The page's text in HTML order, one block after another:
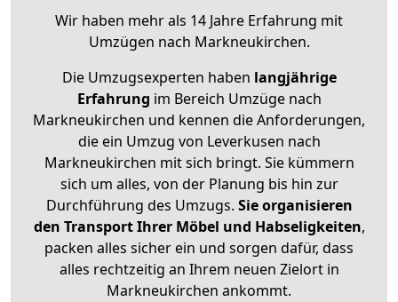
Wir haben mehr als 14 Jahre Erfahrung mit
Umzügen nach Markneukirchen.
Die Umzugsexperten haben langjährige
Erfahrung im Bereich Umzüge nach
Markneukirchen und kennen die Anforderungen,
die ein Umzug von Leverkusen nach
Markneukirchen mit sich bringt. Sie kümmern
sich um alles, von der Planung bis hin zur
Durchführung des Umzugs. Sie organisieren
den Transport Ihrer Möbel und Habseligkeiten,
packen alles sicher ein und sorgen dafür, dass
alles rechtzeitig an Ihrem neuen Zielort in
Markneukirchen ankommt.